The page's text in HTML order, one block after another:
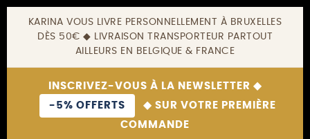
KARINA VOUS LIVRE PERSONNELLEMENT À BRUXELLES
DÈS 50€ ◆ LIVRAISON TRANSPORTEUR PARTOUT
AILLEURS EN BELGIQUE & FRANCE
INSCRIVEZ-VOUS À LA NEWSLETTER ◆
-5% OFFERTS
◆ SUR VOTRE PREMIÈRE
COMMANDE